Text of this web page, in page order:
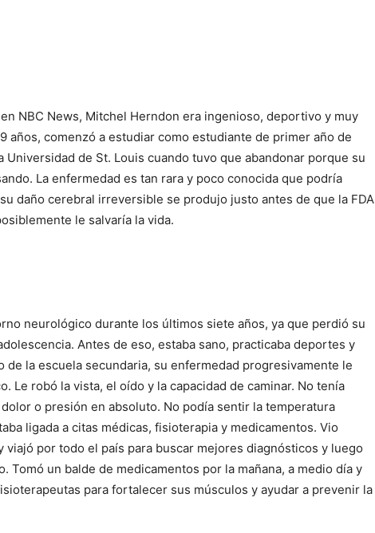
NBC News, Mitchel Herndon era ingenioso, deportivo y muy
años, comenzó a estudiar como estudiante de primer año de
de St. Louis cuando tuvo que abandonar porque su
La enfermedad es tan rara y poco conocida que podría
daño cerebral irreversible se produjo justo antes de que la FDA
le salvaría la vida.
neurológico durante los últimos siete años, ya que perdió su
Antes de eso, estaba sano, practicaba deportes y
de la escuela secundaria, su enfermedad progresivamente le
Le robó la vista, el oído y la capacidad de caminar. No tenía
o presión en absoluto. No podía sentir la temperatura
ligada a citas médicas, fisioterapia y medicamentos. Vio
viajó por todo el país para buscar mejores diagnósticos y luego
Tomó un balde de medicamentos por la mañana, a medio día y
para fortalecer sus músculos y ayudar a prevenir la